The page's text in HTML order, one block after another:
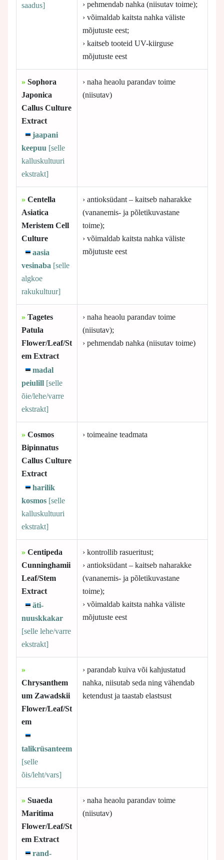
saadus]
› pehmendab nahka (niisutav toime);
› võimaldab kaitsta nahka väliste
mõjutuste eest;
› kaitseb tooteid UV-kiirguse
mõjutuste eest
» Sophora
Japonica
Callus Culture
Extract
jaapani
keepuu [selle
kalluskultuuri
ekstrakt]
› naha heaolu parandav toime
(niisutav)
» Centella
Asiatica
Meristem Cell
Culture
aasia
vesinaba [selle
algkoe
rakukultuur]
› antioksüdant – kaitseb naharakke
(vananemis- ja põletikuvastane
toime);
› võimaldab kaitsta nahka väliste
mõjutuste eest
» Tagetes
Patula
Flower/Leaf/St
em Extract
madal
peiulill [selle
õie/lehe/varre
ekstrakt]
› naha heaolu parandav toime
(niisutav);
› pehmendab nahka (niisutav toime)
» Cosmos
Bipinnatus
Callus Culture
Extract
harilik
kosmos [selle
kalluskultuuri
ekstrakt]
› toimeaine teadmata
» Centipeda
Cunninghamii
Leaf/Stem
Extract
äti-
nuuskkakar
[selle lehe/varre
ekstrakt]
› kontrollib rasueritust;
› antioksüdant – kaitseb naharakke
(vananemis- ja põletikuvastane
toime);
› võimaldab kaitsta nahka väliste
mõjutuste eest
»
Chrysanthem
um Zawadskii
Flower/Leaf/St
em
talikrüsanteem
[selle
õis/leht/vars]
› parandab kuiva või kahjustatud
nahka, niisutab seda ning vähendab
ketendust ja taastab elastsust
» Suaeda
Maritima
Flower/Leaf/St
em Extract
rand-
› naha heaolu parandav toime
(niisutav)